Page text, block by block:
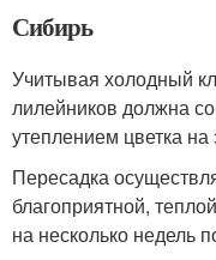
Сибирь
Учитывая холодный
лилейников должна
утеплением цветка на
Пересадка
благоприятной,
на несколько недель